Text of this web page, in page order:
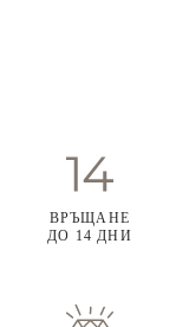
ВРЪЩАНЕ
ДО 14 ДНИ